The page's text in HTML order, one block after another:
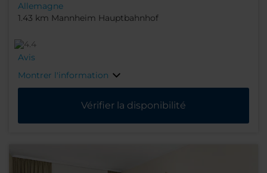
Allemagne
1.43 km Mannheim Hauptbahnhof
Avis
Montrer l'information
Vérifier la disponibilité